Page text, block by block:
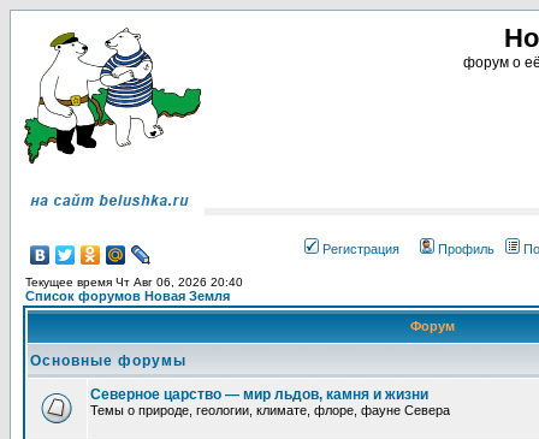
форум о
Регистрация Профиль
Текущее время Чт Авг 06, 2026 20:40
Список форумов Новая Земля
Форум
Основные форумы
Северное царство — мир льдов, камня и жизни
Темы о природе, геологии, климате, флоре, фауне Севера